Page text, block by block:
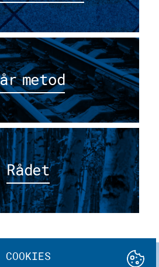
metod
Rådet
COOKIES